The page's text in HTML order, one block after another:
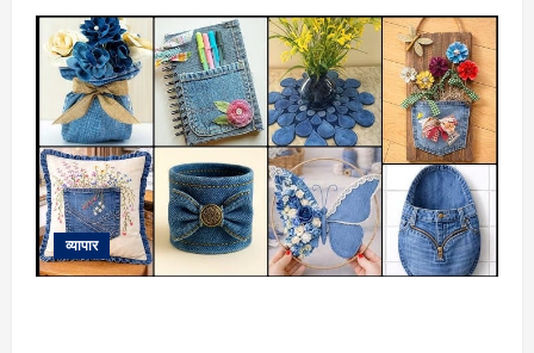
व्यापार